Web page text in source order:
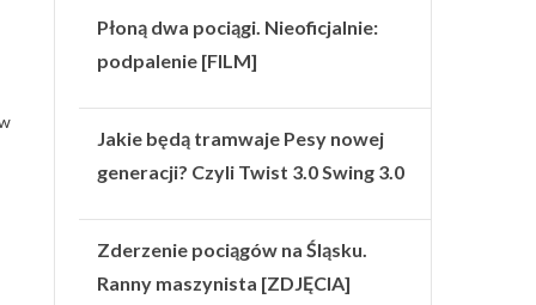
Płoną dwa pociągi. Nieoficjalnie:
podpalenie [FILM]
Jakie będą tramwaje Pesy nowej
generacji? Czyli Twist 3.0 Swing 3.0
Zderzenie pociągów na Śląsku.
Ranny maszynista [ZDJĘCIA]